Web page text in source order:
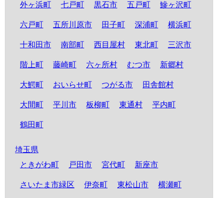
外ヶ浜町 七戸町 黒石市 五戸町 鰺ヶ沢町
六戸町 五所川原市 田子町 深浦町 横浜町
十和田市 南部町 西目屋村 東北町 三沢市
階上町 藤崎町 六ヶ所村 むつ市 新郷村
大鰐町 おいらせ町 つがる市 田舎館村
大間町 平川市 板柳町 東通村 平内町
鶴田町
埼玉県
ときがわ町
戸田市 宮代町 新座市
さいたま市緑区 伊奈町 東松山市 横瀬町